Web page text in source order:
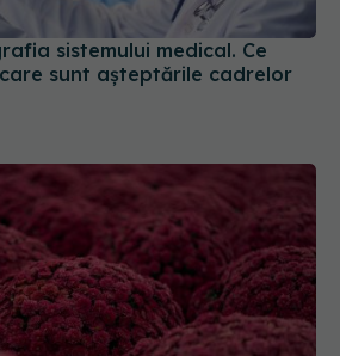
sunt așteptările cadrelor